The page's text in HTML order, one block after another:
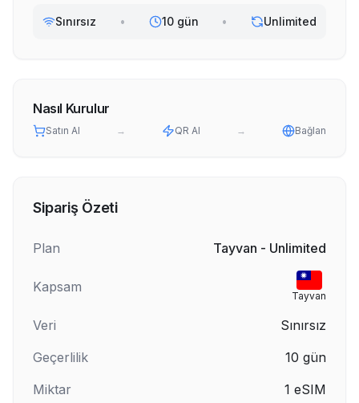
Sınırsız • 10 gün • Unlimited
Nasıl Kurulur
Satın Al → QR Al → Bağlan
Sipariş Özeti
Plan Tayvan - Unlimited
Kapsam
Tayvan
Veri
Sınırsız
Geçerlilik
10 gün
Miktar
1 eSIM